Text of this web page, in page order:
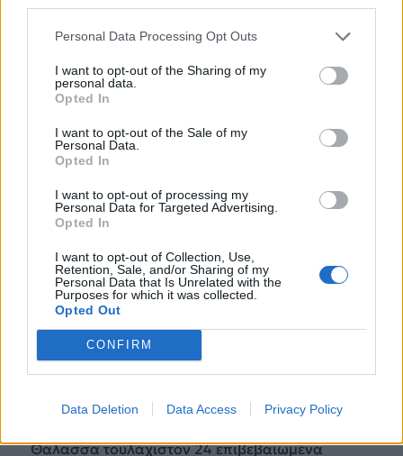
Personal Data Processing Opt Outs
I want to opt-out of the Sharing of my
personal data.
Opted In
I want to opt-out of the Sale of my
Personal Data.
Opted In
I want to opt-out of processing my
Personal Data for Targeted Advertising.
Opted In
I want to opt-out of Collection, Use,
Retention, Sale, and/or Sharing of my
Personal Data that Is Unrelated with the
Purposes for which it was collected.
Opted Out
CONFIRM
Data Deletion Data Access Privacy Policy
ΚΟΣΜΟΣ
Μαύρη Θάλασσα: Η εμπορική ναυτιλία
πολέμου
Θάλασσα τουλάχιστον 24 επιβεβαιωμένα